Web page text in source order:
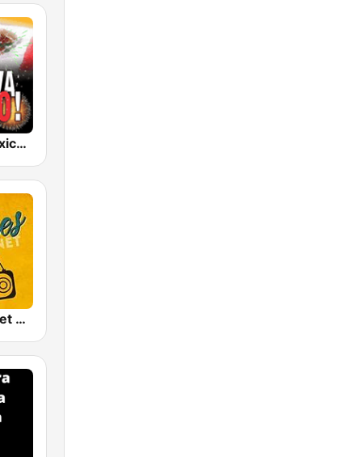
Qué Viva México Radio
Oldies Internet Radio